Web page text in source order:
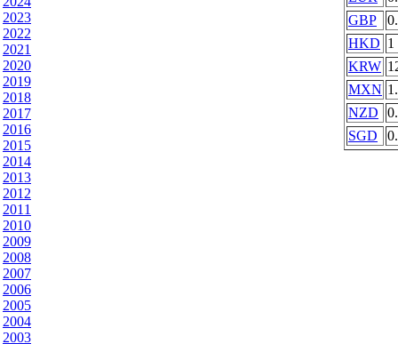
2023
2022
2021
2020
2019
2018
2017
2016
2015
2014
2013
2012
2011
2010
2009
2008
2007
2006
2005
2004
2003
GBP
HKD 1
KRW
MXN
NZD
SGD